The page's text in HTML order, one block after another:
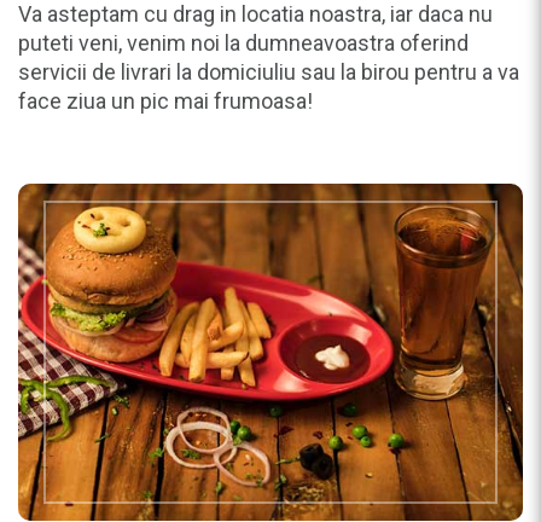
Va asteptam cu drag in locatia noastra, iar daca nu
puteti veni, venim noi la dumneavoastra oferind
servicii de livrari la domiciuliu sau la birou pentru a va
face ziua un pic mai frumoasa!